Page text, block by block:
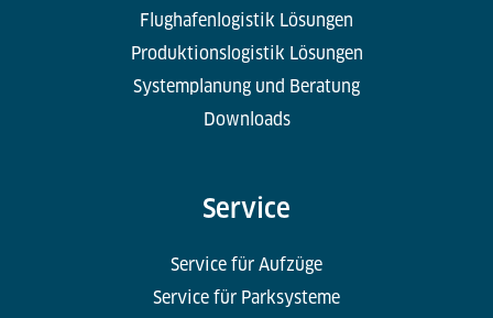
Flughafenlogistik Lösungen
Produktionslogistik Lösungen
Systemplanung und Beratung
Downloads
Service
Service für Aufzüge
Service für Parksysteme